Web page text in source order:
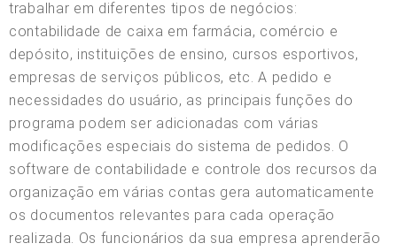
trabalhar em diferentes tipos de negócios:
contabilidade de caixa em farmácia, comércio e
depósito, instituições de ensino, cursos esportivos,
empresas de serviços públicos, etc. A pedido e
necessidades do usuário, as principais funções do
programa podem ser adicionadas com várias
modificações especiais do sistema de pedidos. O
software de contabilidade e controle dos recursos da
organização em várias contas gera automaticamente
os documentos relevantes para cada operação
realizada. Os funcionários da sua empresa aprenderão